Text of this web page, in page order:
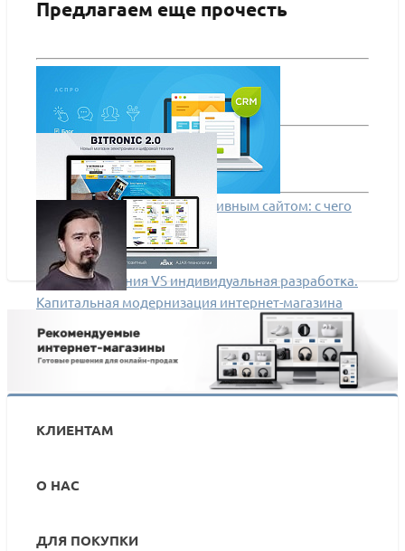
Предлагаем еще прочесть
Интеграция CRM с корпоративным сайтом: с чего
начать и как внедрить
Готовые решения VS индивидуальная разработка.
Капитальная модернизация интернет-магазина
КЛИЕНТАМ
О НАС
ДЛЯ ПОКУПКИ